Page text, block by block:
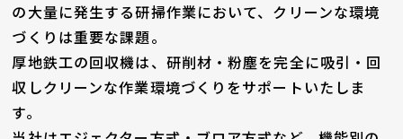
の大量に発生する研掃作業において、クリーンな環境
づくりは重要な課題。
厚地鉄工の回収機は、研削材・粉塵を完全に吸引・回
収しクリーンな作業環境づくりをサポートいたしま
す。